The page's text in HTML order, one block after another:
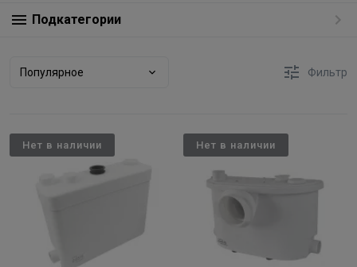
Подкатегории
Популярное Фильтр
Нет в наличии Нет в наличии